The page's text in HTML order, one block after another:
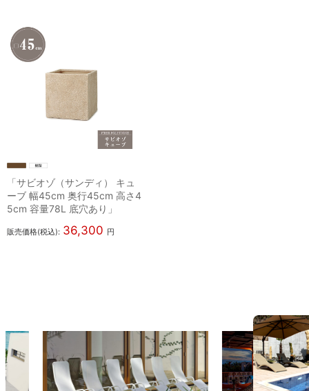
「サビオゾ（サンディ） キュ
ーブ 幅45cm 奥行45cm 高さ4
5cm 容量78L 底穴あり」
販売価格(税込): 36,300 円